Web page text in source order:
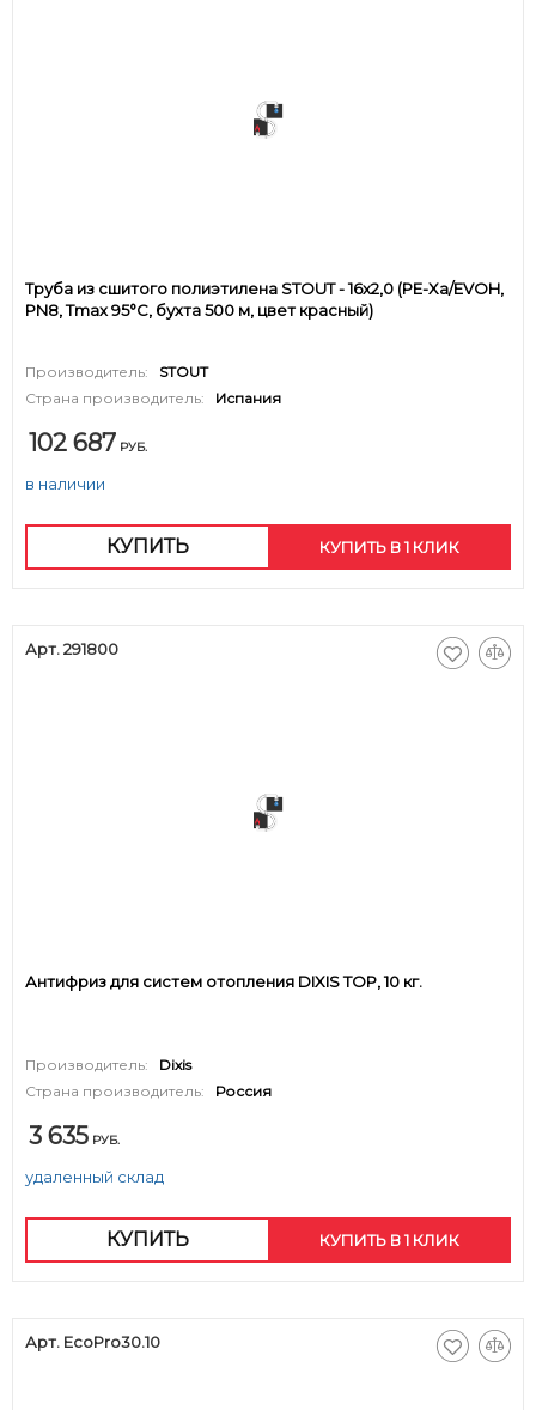
Труба из сшитого полиэтилена STOUT - 16x2,0 (PE-Xa/EVOH,
PN8, Tmax 95°C, бухта 500 м, цвет красный)
Производитель:
STOUT
Страна производитель:
Испания
102 687 РУБ.
в наличии
КУПИТЬ КУПИТЬ В 1 КЛИК
Арт. 291800
Антифриз для систем отопления DIXIS TOP, 10 кг.
Производитель:
Dixis
Страна производитель:
Россия
3 635 РУБ.
удаленный склад
КУПИТЬ КУПИТЬ В 1 КЛИК
Арт. EcoPro30.10